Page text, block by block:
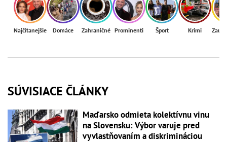
Najčítanejšie Domáce Zahraničné Prominenti Šport Krimi
SÚVISIACE ČLÁNKY
Maďarsko odmieta kolektívnu vinu
na Slovensku: Výbor varuje pred
vyvlastňovaním a diskrimináciou